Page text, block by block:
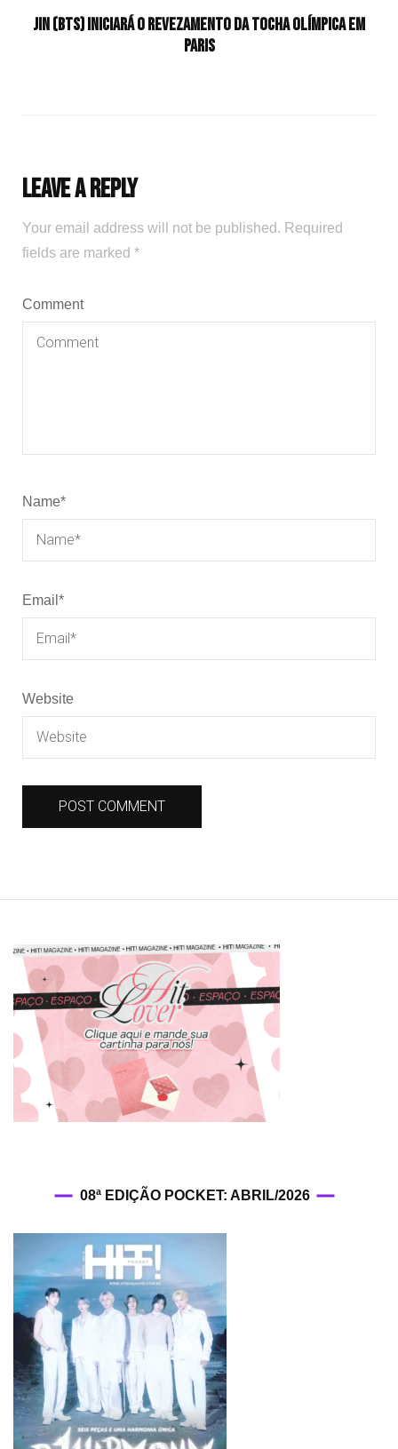
Jin (BTS) iniciará o revezamento da tocha olímpica em
Paris
Leave a Reply
Your email address will not be published. Required
fields are marked *
Comment
Name*
Email *
Website
08ª EDIÇÃO POCKET: ABRIL/2026